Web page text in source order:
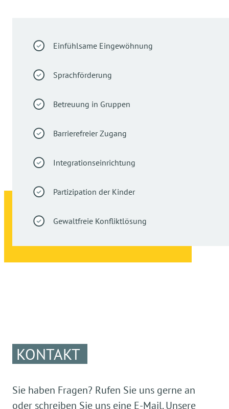
Einfühlsame Eingewöhnung
Sprachförderung
Betreuung in Gruppen
Barrierefreier Zugang
Integrationseinrichtung
Partizipation der Kinder
Gewaltfreie Konfliktlösung
KONTAKT
Sie haben Fragen? Rufen Sie uns gerne an
oder schreiben Sie uns eine E-Mail. Unsere